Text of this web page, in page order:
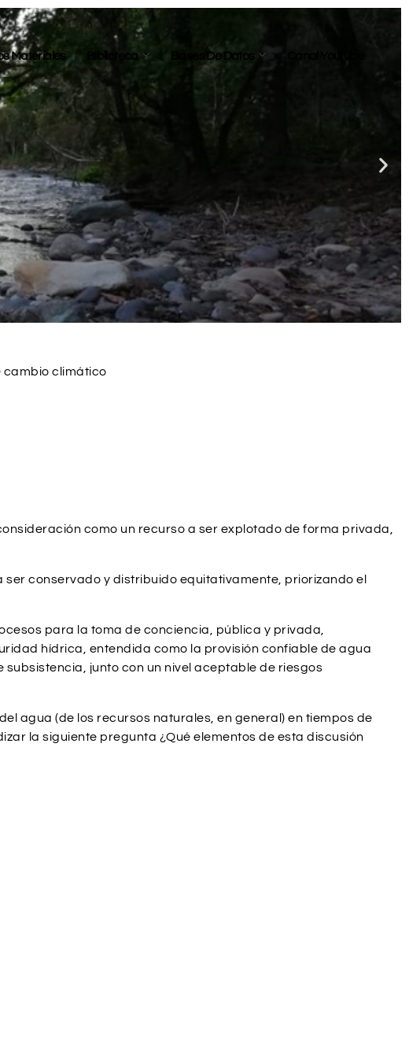
Materiales Biblioteca Bases De Datos
cambio climático
como un recurso a ser explotado de forma privada,
conservado y distribuido equitativamente, priorizando el
para la toma de conciencia, pública y privada,
hídrica, entendida como la provisión confiable de agua
junto con un nivel aceptable de riesgos
agua (de los recursos naturales, en general) en tiempos de
la siguiente pregunta ¿Qué elementos de esta discusión